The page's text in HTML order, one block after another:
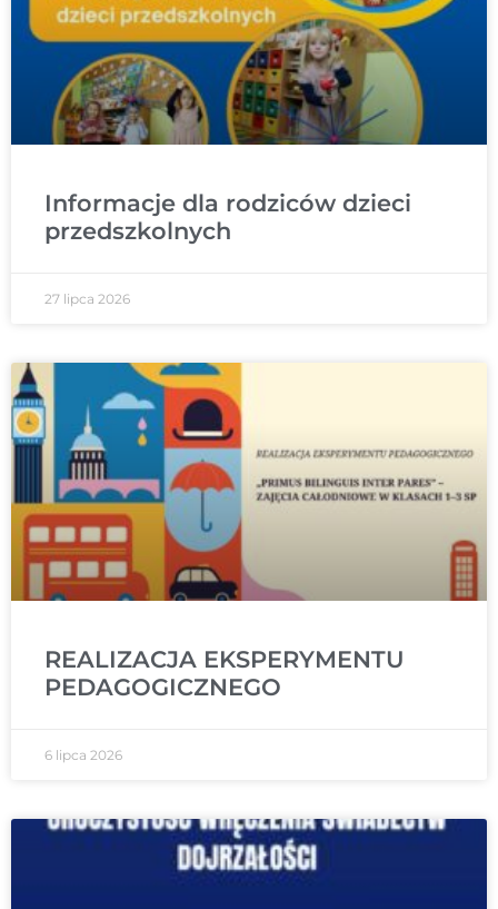
Informacje dla rodziców dzieci
przedszkolnych
27 lipca 2026
REALIZACJA EKSPERYMENTU
PEDAGOGICZNEGO
6 lipca 2026